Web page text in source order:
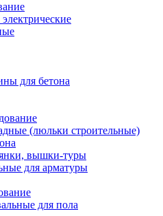
для бетона
(люльки строительные)
вышки-туры
для арматуры
для пола